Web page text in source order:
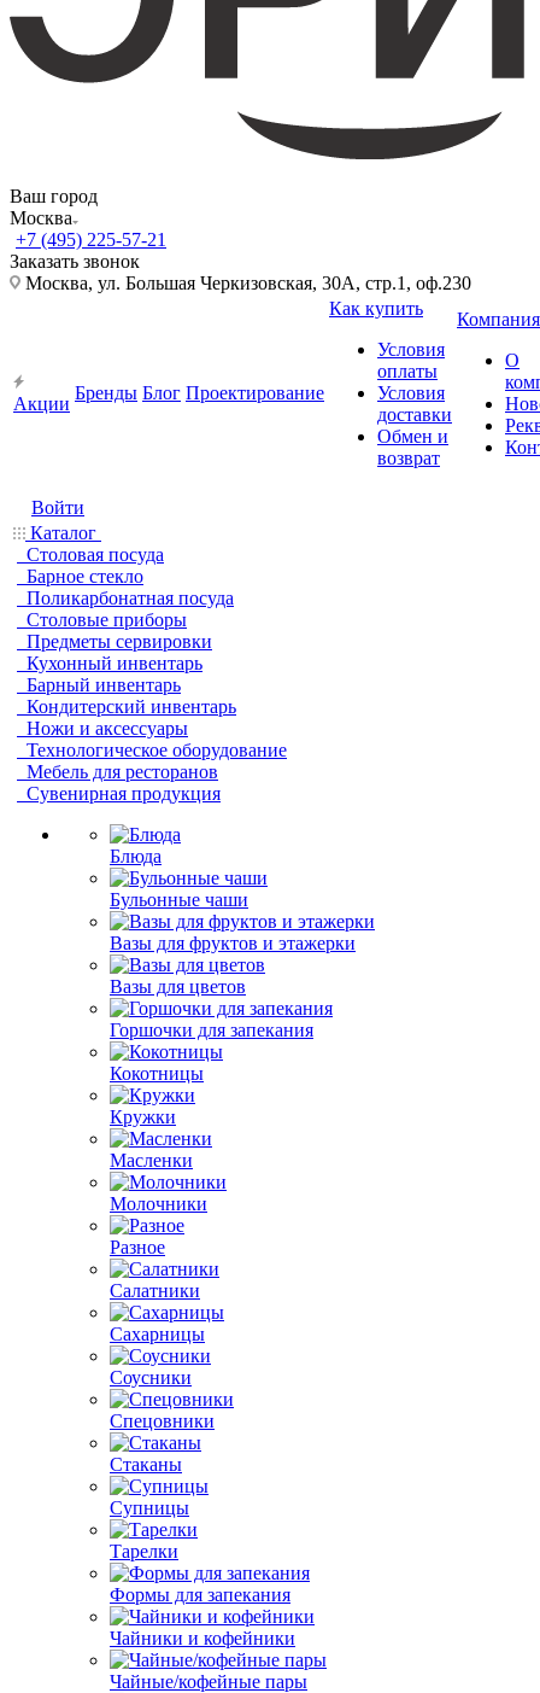
Ваш город
Москва
+7 (495) 225-57-21
Заказать звонок
Москва, ул. Большая Черкизовская, 30А, стр.1, оф.230
Акции
Бренды Блог Проектирование
Как купить
Условия
оплаты
Условия
доставки
Обмен и
возврат
Компания
О
Войти
Каталог
Столовая посуда
Барное стекло
Поликарбонатная посуда
Столовые приборы
Предметы сервировки
Кухонный инвентарь
Барный инвентарь
Кондитерский инвентарь
Ножи и аксессуары
Технологическое оборудование
Мебель для ресторанов
Сувенирная продукция
Блюда
Бульонные чаши
Вазы для фруктов и этажерки
Вазы для цветов
Горшочки для запекания
Кокотницы
Кружки
Масленки
Молочники
Разное
Салатники
Сахарницы
Соусники
Спецовники
Стаканы
Супницы
Тарелки
Формы для запекания
Чайники и кофейники
Чайные/кофейные пары